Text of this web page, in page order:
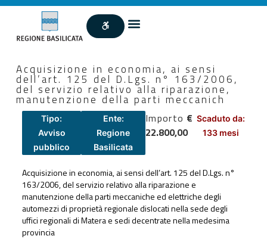
Acquisizione in economia, ai sensi
dell’art. 125 del D.Lgs. n° 163/2006,
del servizio relativo alla riparazione,
manutenzione della parti meccanich
Tipo:
Avviso
pubblico
Ente:
Regione
Basilicata
Importo €
22.800,00
Scaduto da:
133 mesi
Acquisizione in economia, ai sensi dell’art. 125 del D.Lgs. n°
163/2006, del servizio relativo alla riparazione e
manutenzione della parti meccaniche ed elettriche degli
automezzi di proprietà regionale dislocati nella sede degli
uffici regionali di Matera e sedi decentrate nella medesima
provincia